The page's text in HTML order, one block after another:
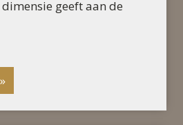
geeft aan de